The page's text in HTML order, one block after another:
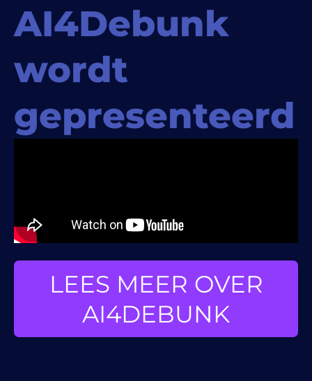
AI4Debunk
wordt
gepresenteerd
LEES MEER OVER
AI4DEBUNK